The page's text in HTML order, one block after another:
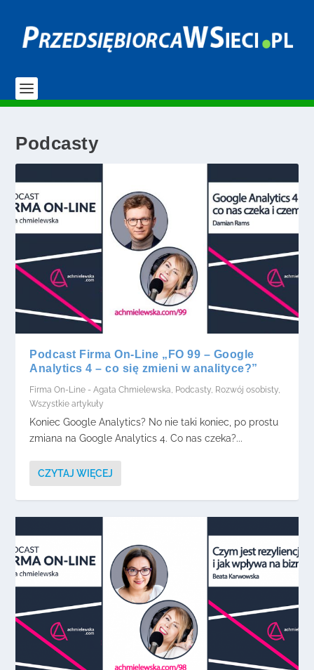
Podcasty
Podcast Firma On-Line „FO 99 – Google
Analytics 4 – co się zmieni w analityce?”
Firma On-Line - Agata Chmielewska Podcasty Rozwój osobisty
Wszystkie artykuły
Koniec Google Analytics? No nie taki koniec, po prostu
zmiana na Google Analytics 4. Co nas czeka?...
CZYTAJ WIĘCEJ